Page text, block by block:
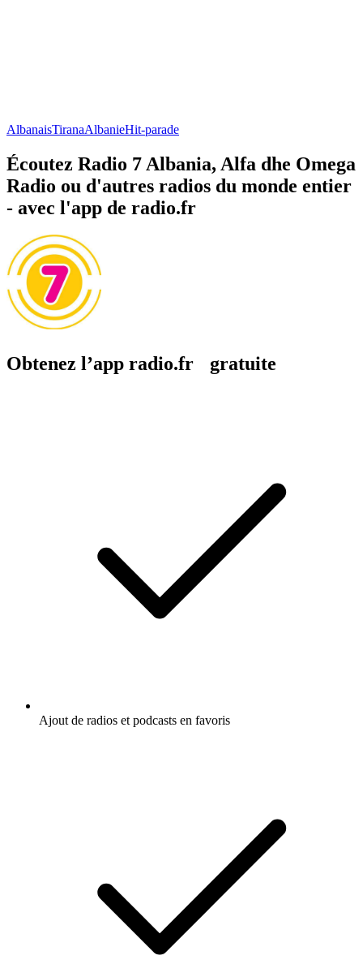
AlbanaisTiranaAlbanieHit-parade
Écoutez Radio 7 Albania, Alfa dhe Omega
Radio ou d'autres radios du monde entier
- avec l'app de radio.fr
Obtenez l’app radio.fr gratuite
Ajout de radios et podcasts en favoris